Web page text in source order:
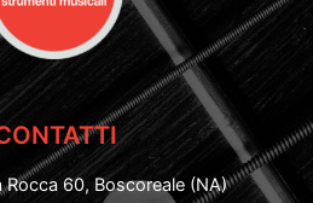
Rocca 60, Boscoreale (NA)